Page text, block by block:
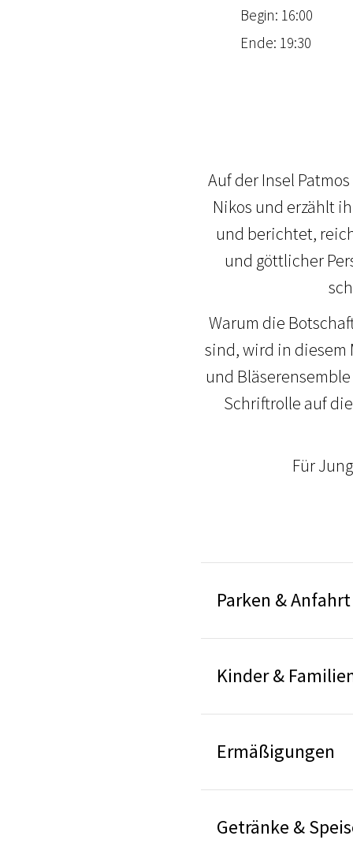
Begin: 16:00
Ende: 19:30
Auf der Insel
Nikos und erzählt
und berichtet,
und göttlicher
Warum die
sind, wird in diesem
und
Schriftrolle auf
Für
Parken & Anfahrt
Kinder &
Ermäßigungen
Getränke &